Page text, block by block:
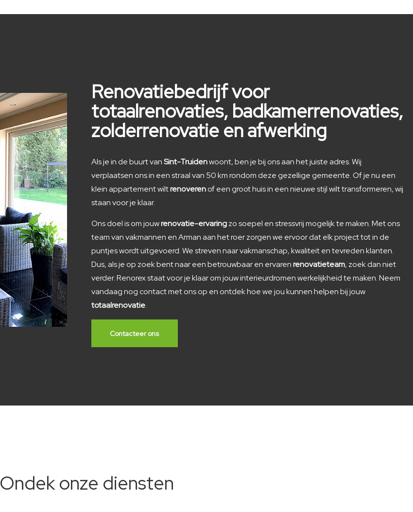
Renovatiebedrijf voor
totaalrenovaties, badkamerrenovaties,
zolderrenovatie en afwerking
Als je in de buurt vanSint-Truidenwoont, ben je bij ons aan het juiste adres. Wij
verplaatsen ons in een straal van 50 km rondom deze gezellige gemeente. Of je nu een
klein appartement wiltrenoverenof een groot huis in een nieuwe stijl wilt transformeren, wij
staan voor je klaar.
Ons doel is om jouwrenovatie-ervaringzo soepel en stressvrij mogelijk te maken. Met ons
team van vakmannen en Arman aan het roer zorgen we ervoor dat elk project tot in de
puntjes wordt uitgevoerd. We streven naar vakmanschap, kwaliteit en tevreden klanten.
Dus, als je op zoek bent naar een betrouwbaar en ervarenrenovatieteam, zoek dan niet
verder. Renorex staat voor je klaar om jouw interieurdromen werkelijkheid te maken. Neem
vandaag nog contact met ons op en ontdek hoe we jou kunnen helpen bij jouw
totaalrenovatie.
Contacteer ons
Ondek onze diensten